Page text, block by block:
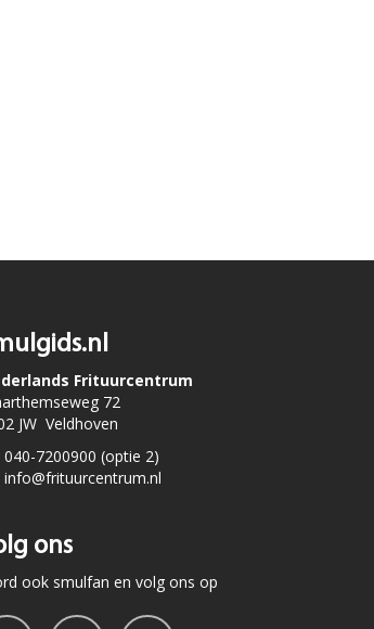
Frituurcentrum
72
JW Veldhoven
040-7200900 (optie 2)
info@frituurcentrum.nl
ons
ook smulfan en volg ons op